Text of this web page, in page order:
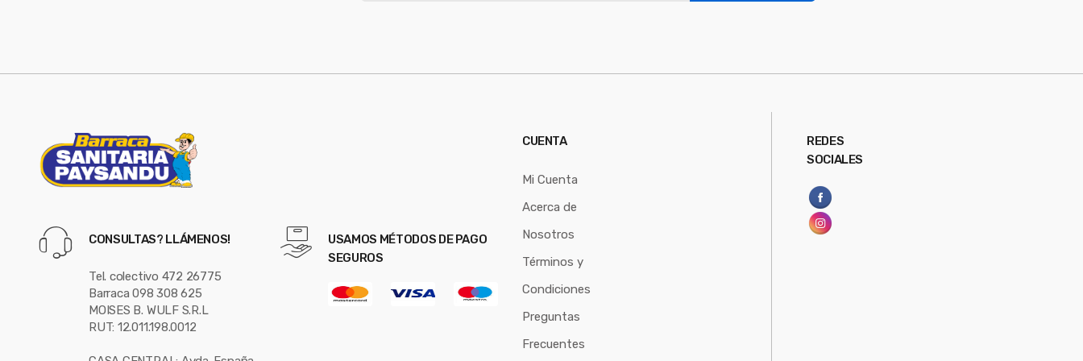
s
CONSULTAS? LLÁMENOS!
Tel. colectivo 472 26775
Barraca 098 308 625
MOISES B. WULF S.R.L
RUT: 12.011.198.0012
USAMOS MÉTODOS DE PAGO
SEGUROS
CUENTA
Mi Cuenta
Acerca de
Nosotros
Términos y
Condiciones
Preguntas
Frecuentes
REDES
SOCIALES